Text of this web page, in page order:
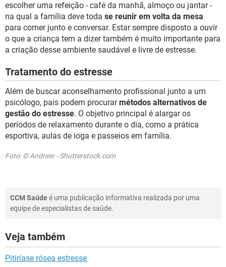
escolher uma refeição - café da manhã, almoço ou jantar -
na qual a família deve toda se reunir em volta da mesa
para comer junto e conversar. Estar sempre disposto a ouvir
o que a criança tem a dizer também é muito importante para
a criação desse ambiente saudável e livre de estresse.
Tratamento do estresse
Além de buscar aconselhamento profissional junto a um
psicólogo, pais podem procurarmétodos alternativos de
gestão do estresse. O objetivo principal é alargar os
períodos de relaxamento durante o dia, como a prática
esportiva, aulas de ioga e passeios em família.
Foto: © Andresr - Shutterstock.com
CCM Saúdeé uma publicação informativa realizada por uma
equipe de especialistas de saúde.
Veja também
Pitiríase rósea estresse